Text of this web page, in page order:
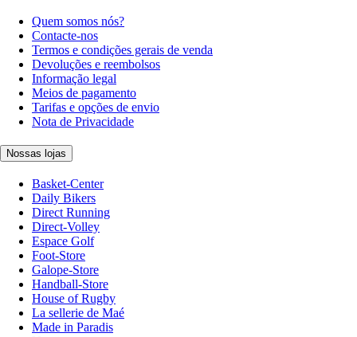
Quem somos nós?
Contacte-nos
Termos e condições gerais de venda
Devoluções e reembolsos
Informação legal
Meios de pagamento
Tarifas e opções de envio
Nota de Privacidade
Nossas lojas
Basket-Center
Daily Bikers
Direct Running
Direct-Volley
Espace Golf
Foot-Store
Galope-Store
Handball-Store
House of Rugby
La sellerie de Maé
Made in Paradis